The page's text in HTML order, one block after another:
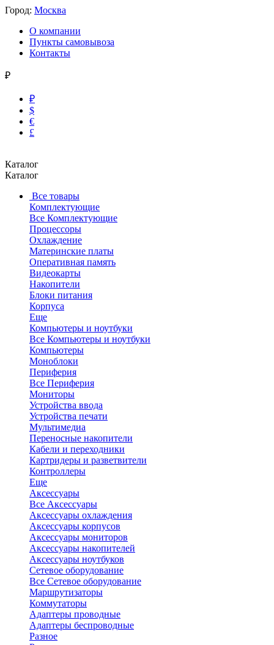
Город: Москва
О компании
Пункты самовывоза
Контакты
₽
₽
$
€
£
Каталог
Каталог
Все товары
Комплектующие
Все Комплектующие
Процессоры
Охлаждение
Материнские платы
Оперативная память
Видеокарты
Накопители
Блоки питания
Корпуса
Еще
Компьютеры и ноутбуки
Все Компьютеры и ноутбуки
Компьютеры
Моноблоки
Периферия
Все Периферия
Мониторы
Устройства ввода
Устройства печати
Мультимедиа
Переносные накопители
Кабели и переходники
Картридеры и разветвители
Контроллеры
Еще
Аксессуары
Все Аксессуары
Аксессуары охлаждения
Аксессуары корпусов
Аксессуары мониторов
Аксессуары накопителей
Аксессуары ноутбуков
Сетевое оборудование
Все Сетевое оборудование
Маршрутизаторы
Коммутаторы
Адаптеры проводные
Адаптеры беспроводные
Разное